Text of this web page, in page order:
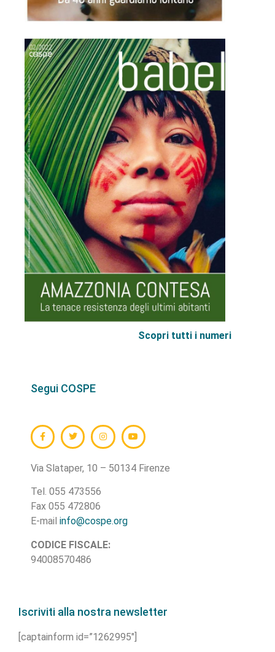
Scopri tutti i numeri
Segui COSPE
Via Slataper, 10 – 50134 Firenze
Tel. 055 473556
Fax 055 472806
E-mail info@cospe.org
CODICE FISCALE:
94008570486
Iscriviti alla nostra newsletter
[captainform id=”1262995″]